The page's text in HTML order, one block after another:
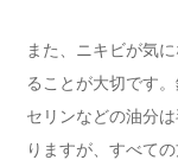
また、ニキビが気
ることが大切です
セリンなどの油分
りますが、すべて